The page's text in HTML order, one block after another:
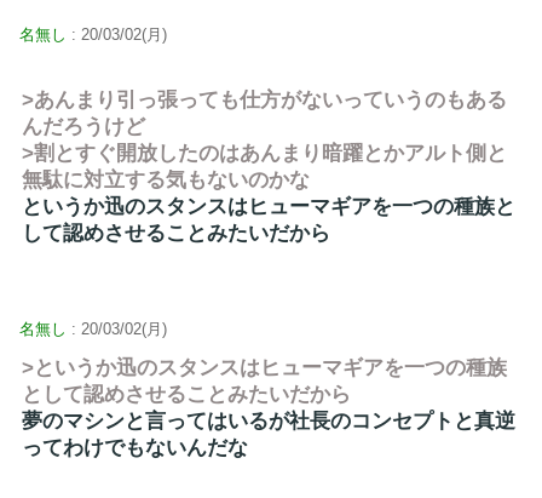
名無し : 20/03/02(月)
>あんまり引っ張っても仕方がないっていうのもある
んだろうけど
>割とすぐ開放したのはあんまり暗躍とかアルト側と
無駄に対立する気もないのかな
というか迅のスタンスはヒューマギアを一つの種族と
して認めさせることみたいだから
名無し : 20/03/02(月)
>というか迅のスタンスはヒューマギアを一つの種族
として認めさせることみたいだから
夢のマシンと言ってはいるが社長のコンセプトと真逆
ってわけでもないんだな